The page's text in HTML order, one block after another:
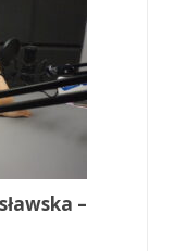
–